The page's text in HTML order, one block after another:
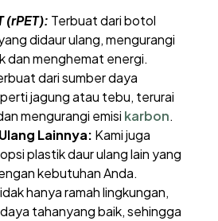
(rPET): Terbuat dari botol
didaur ulang, mengurangi
dan menghemat energi.
dari sumber daya
jagung atau tebu, terurai
mengurangi emisi karbon.
Lainnya: Kami juga
plastik daur ulang lain yang
kebutuhan Anda.
hanya ramah lingkungan,
tahanyang baik, sehingga